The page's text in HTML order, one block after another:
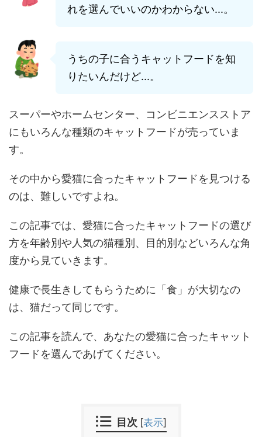
れを選んでいいのかわからない...。
うちの子に合うキャットフードを知
りたいんだけど...。
スーパーやホームセンター、コンビニエンスストア
にもいろんな種類のキャットフードが売っていま
す。
その中から愛猫に合ったキャットフードを見つける
のは、難しいですよね。
この記事では、愛猫に合ったキャットフードの選び
方を年齢別や人気の猫種別、目的別などいろんな角
度から見ていきます。
健康で長生きしてもらうために「食」が大切なの
は、猫だって同じです。
この記事を読んで、あなたの愛猫に合ったキャット
フードを選んであげてください。
目次 [表示]